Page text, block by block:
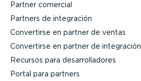
Partner comercial
Partners de integración
Convertirse en partner de ventas
Convertirse en partner de integración
Recursos para desarro­lla­dores
Portal para partners